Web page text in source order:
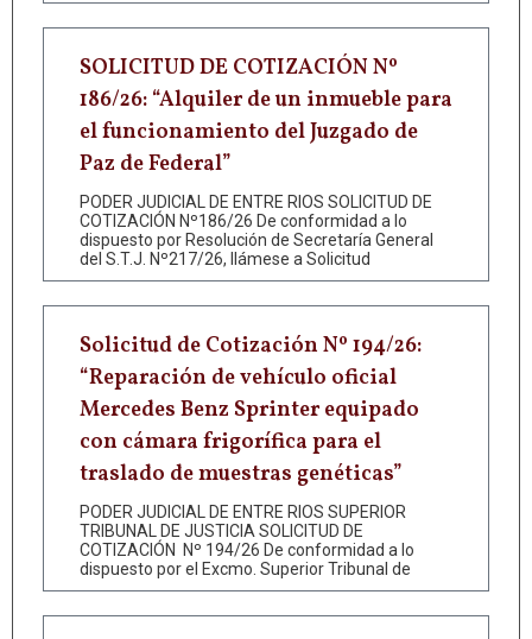
SOLICITUD DE COTIZACIÓN Nº
186/26: “Alquiler de un inmueble para
el funcionamiento del Juzgado de
Paz de Federal”
PODER JUDICIAL DE ENTRE RIOS SOLICITUD DE
COTIZACIÓN Nº186/26 De conformidad a lo
dispuesto por Resolución de Secretaría General
del S.T.J. Nº217/26, llámese a Solicitud
Solicitud de Cotización Nº 194/26:
“Reparación de vehículo oficial
Mercedes Benz Sprinter equipado
con cámara frigorífica para el
traslado de muestras genéticas”
PODER JUDICIAL DE ENTRE RIOS SUPERIOR
TRIBUNAL DE JUSTICIA SOLICITUD DE
COTIZACIÓN Nº 194/26 De conformidad a lo
dispuesto por el Excmo. Superior Tribunal de